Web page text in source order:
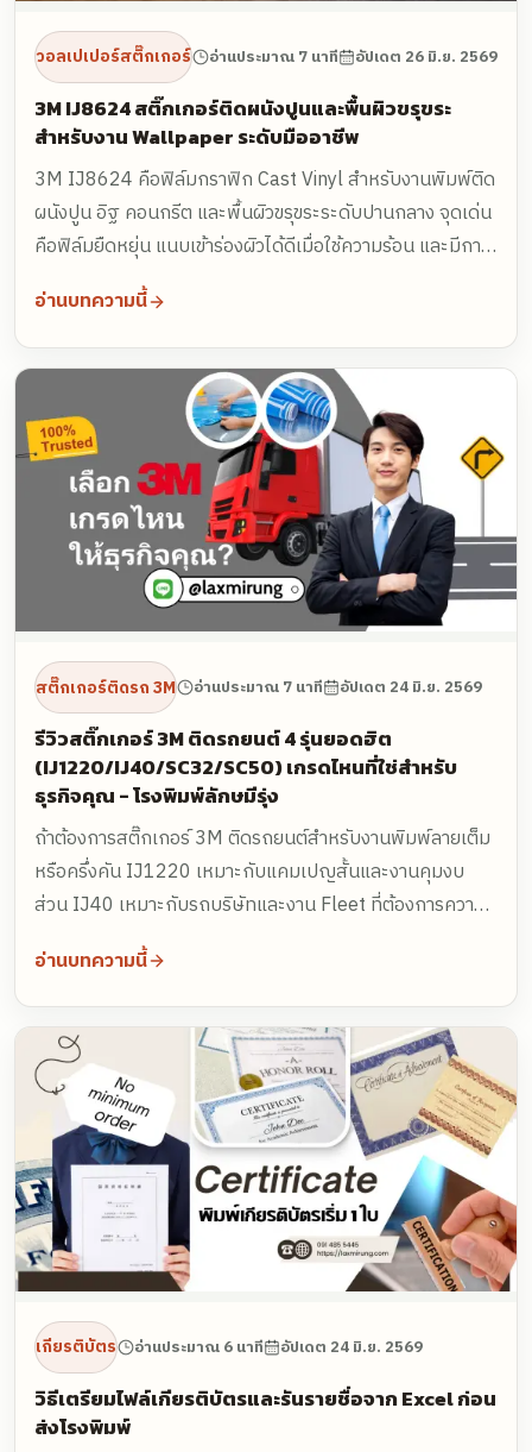
วอลเปเปอร์สติ๊กเกอร์ อ่านประมาณ 7 นาที อัปเดต 26 มิ.ย. 2569
3M IJ8624 สติ๊กเกอร์ติดผนังปูนและพื้นผิวขรุขระ
สำหรับงาน Wallpaper ระดับมืออาชีพ
3M IJ8624 คือฟิล์มกราฟิก Cast Vinyl สำหรับงานพิมพ์ติด
ผนังปูน อิฐ คอนกรีต และพื้นผิวขรุขระระดับปานกลาง จุดเด่น
คือฟิล์มยืดหยุ่น แนบเข้าร่องผิวได้ดีเมื่อใช้ความร้อน และมีกาว
สีเทาช่วยปกปิดสีพื้นเดิม เหมาะกับคาเฟ่ ร้านอาหาร โชว์รูม
ออฟฟิศ และพื้นที่เชิงพาณิชย์ที่ต้องการงาน Wall Graphic ดู
พรีเมียมกว่าสติ๊กเกอร์ทั่วไป
อ่านบทความนี้
สติ๊กเกอร์ติดรถ 3M อ่านประมาณ 7 นาที อัปเดต 24 มิ.ย. 2569
รีวิวสติ๊กเกอร์ 3M ติดรถยนต์ 4 รุ่นยอดฮิต
(IJ1220/IJ40/SC32/SC50) เกรดไหนที่ใช่สำหรับ
ธุรกิจคุณ - โรงพิมพ์ลักษมีรุ่ง
ถ้าต้องการสติ๊กเกอร์ 3M ติดรถยนต์สำหรับงานพิมพ์ลายเต็ม
หรือครึ่งคัน IJ1220 เหมาะกับแคมเปญสั้นและงานคุมงบ
ส่วน IJ40 เหมาะกับรถบริษัทและงาน Fleet ที่ต้องการความ
นิ่งกว่า สำหรับงานตัดตัวอักษรหรือโลโก้ SC32 เหมาะกับงาน
พื้นฐาน ส่วน SC50 เหมาะกับงานภาพลักษณ์แบรนด์ที่
ต้องการความทนทานมากขึ้น
อ่านบทความนี้
เกียรติบัตร อ่านประมาณ 6 นาที อัปเดต 24 มิ.ย. 2569
วิธีเตรียมไฟล์เกียรติบัตรและรันรายชื่อจาก Excel ก่อน
ส่งโรงพิมพ์